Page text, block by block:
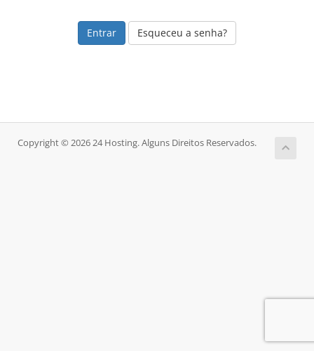
Esqueceu a senha?
Copyright © 2026 24 Hosting. Alguns Direitos Reservados.